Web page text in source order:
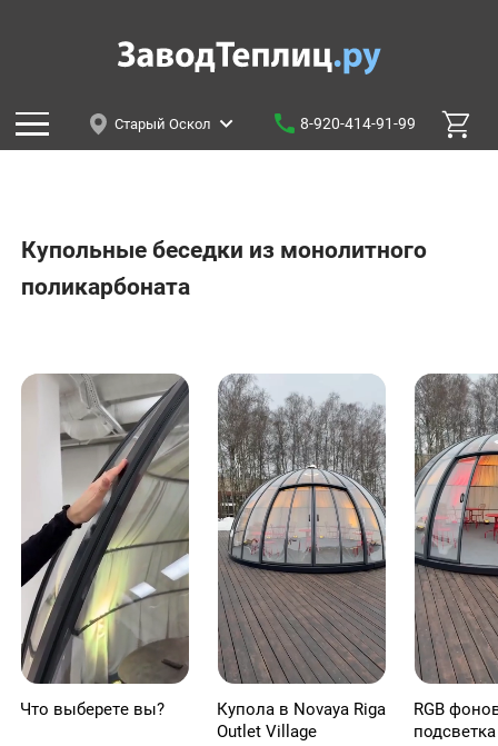
Старый Оскол 8-920-414-91-99
Купольные беседки из монолитного
поликарбоната
Что выберете вы?
Купола в Novaya Riga
Outlet Village
RGB